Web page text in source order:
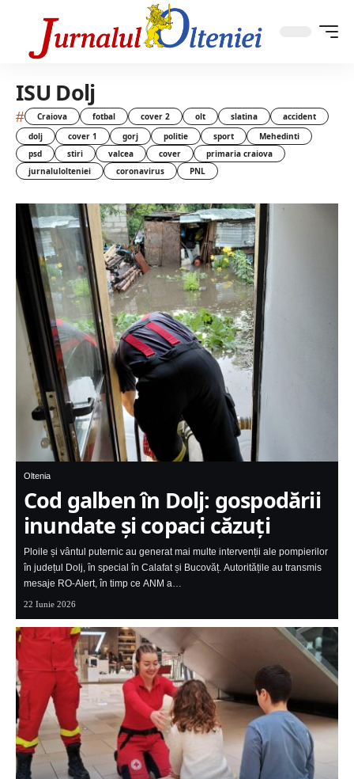
ISU Dolj
# Craiova fotbal cover 2 olt slatina
accident
dolj
cover 1 gorj politie sport
Mehedinti
psd
stiri valcea cover
primaria craiova
jurnalulolteniei
coronavirus PNL
Oltenia
Cod galben în Dolj: gospodării
inundate și copaci căzuți
Ploile și vântul puternic au generat mai multe intervenții ale pompierilor
în județul Dolj, în special în Calafat și Bucovăț. Autoritățile au transmis
mesaje RO-Alert, în timp ce ANM a…
22 Iunie 2026